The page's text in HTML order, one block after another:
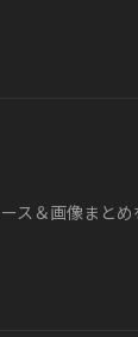
ス＆画像まとめ